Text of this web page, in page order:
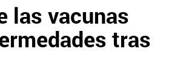
las vacunas
tras